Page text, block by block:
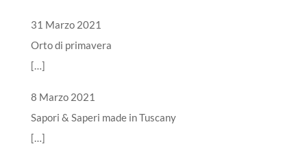
31 Marzo 2021
Orto di primavera
[…]
8 Marzo 2021
Sapori & Saperi made in Tuscany
[…]